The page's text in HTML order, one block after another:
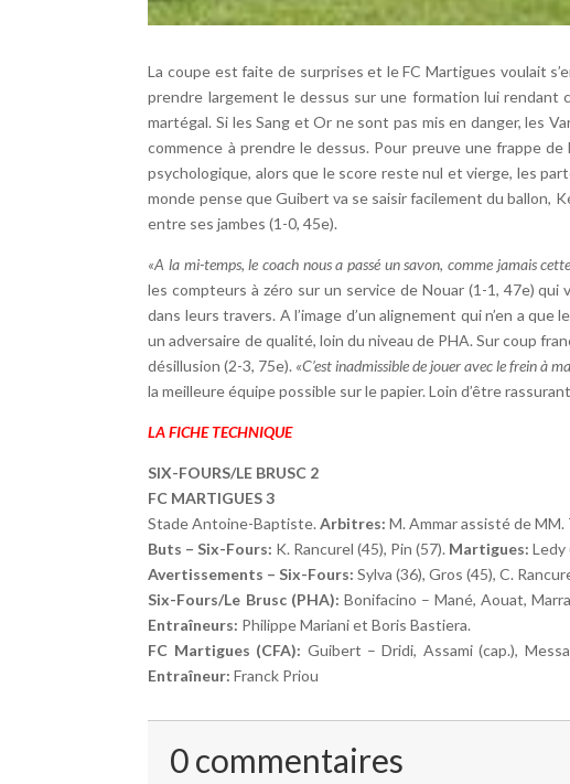
La coupe est faite de surprises et le FC Martigues voulait
prendre largement le dessus sur une formation lui rendant
martégal. Si les Sang et Or ne sont pas mis en danger, les
commence à prendre le dessus. Pour preuve une frappe
psychologique, alors que le score reste nul et vierge, les
monde pense que Guibert va se saisir facilement du ballon,
entre ses jambes (1-0, 45e).
«A la mi-temps, le coach nous a passé un savon, comme jamais
les compteurs à zéro sur un service de Nouar (1-1, 47e)
dans leurs travers. A l’image d’un alignement qui n’en a
un adversaire de qualité, loin du niveau de PHA. Sur coup
désillusion (2-3, 75e). «C’est inadmissible de jouer avec le frein à
la meilleure équipe possible sur le papier. Loin d’être
LA FICHE TECHNIQUE
SIX-FOURS/LE BRUSC 2
FC MARTIGUES 3
Stade Antoine-Baptiste.Arbitres: M. Ammar assisté de
Buts – Six-Fours: K. Rancurel (45), Pin (57). Martigues: Ledy
Avertissements – Six-Fours: Sylva (36), Gros (45), C.
Six-Fours/Le Brusc (PHA): Bonifacino – Mané, Aouat,
Entraîneurs: Philippe Mariani et Boris Bastiera.
FC Martigues (CFA): Guibert – Dridi, Assami (cap.),
Entraîneur: Franck Priou
0 commentaires